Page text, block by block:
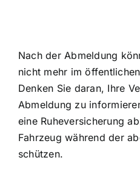
Nach der Abmeldung
nicht mehr im
Denken Sie daran, Ihre
Abmeldung zu
eine Ruheversicherung
Fahrzeug während der
schützen.